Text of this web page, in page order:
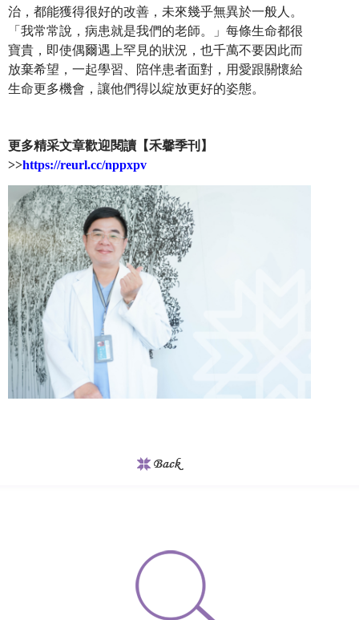
治，都能獲得很好的改善，未來幾乎無異於一般人。
「我常常說，病患就是我們的老師。」每條生命都很
寶貴，即使偶爾遇上罕見的狀況，也千萬不要因此而
放棄希望，一起學習、陪伴患者面對，用愛跟關懷給
生命更多機會，讓他們得以綻放更好的姿態。
更多精采文章歡迎閱讀【禾馨季刊】
>>https://reurl.cc/nppxpv